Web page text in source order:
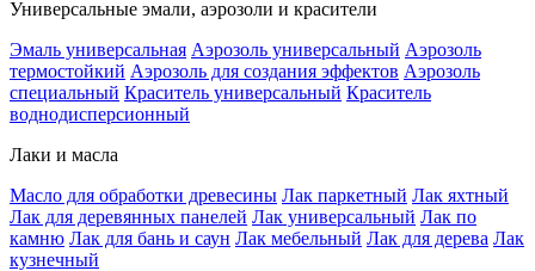
Универсальные эмали, аэрозоли и красители
Эмаль универсальная Аэрозоль универсальный Аэрозоль
термостойкий Аэрозоль для создания эффектов Аэрозоль
специальный Краситель универсальный Краситель
воднодисперсионный
Лаки и масла
Масло для обработки древесины Лак паркетный Лак яхтный
Лак для деревянных панелей Лак универсальный Лак по
камню Лак для бань и саун Лак мебельный Лак для дерева Лак
кузнечный